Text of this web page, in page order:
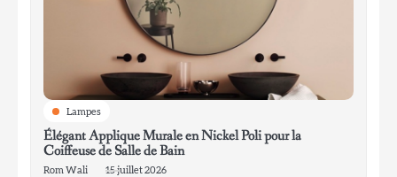
Élégant Applique Murale en Nickel Poli
pour la Coiffeuse de Salle de Bain
Rom Wali
2
Lampes
Élégant Applique Murale en Nickel Poli pour la
Coiffeuse de Salle de Bain
Rom Wali 15 juillet 2026